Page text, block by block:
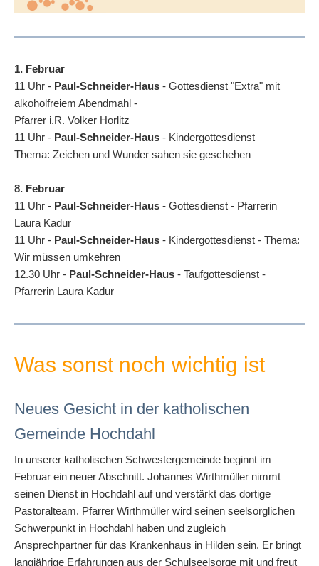
1. Februar
11 Uhr - Paul-Schneider-Haus - Gottesdienst "Extra" mit
alkoholfreiem Abendmahl -
Pfarrer i.R. Volker Horlitz
11 Uhr - Paul-Schneider-Haus - Kindergottesdienst
Thema: Zeichen und Wunder sahen sie geschehen
8. Februar
11 Uhr - Paul-Schneider-Haus - Gottesdienst - Pfarrerin
Laura Kadur
11 Uhr - Paul-Schneider-Haus - Kindergottesdienst - Thema:
Wir müssen umkehren
12.30 Uhr - Paul-Schneider-Haus - Taufgottesdienst -
Pfarrerin Laura Kadur
Was sonst noch wichtig ist
Neues Gesicht in der katholischen
Gemeinde Hochdahl
In unserer katholischen Schwestergemeinde beginnt im
Februar ein neuer Abschnitt. Johannes Wirthmüller nimmt
seinen Dienst in Hochdahl auf und verstärkt das dortige
Pastoralteam. Pfarrer Wirthmüller wird seinen seelsorglichen
Schwerpunkt in Hochdahl haben und zugleich
Ansprechpartner für das Krankenhaus in Hilden sein. Er bringt
langjährige Erfahrungen aus der Schulseelsorge mit und freut